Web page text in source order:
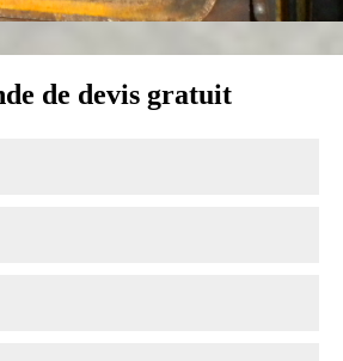
de devis gratuit